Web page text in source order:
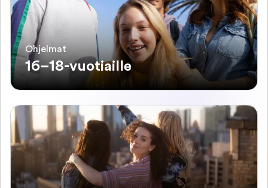
Ohjelmat
16–18-vuotiaille